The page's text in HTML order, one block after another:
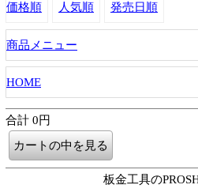
価格順 人気順 発売日順
商品メニュー
HOME
合計 0円
板金工具の